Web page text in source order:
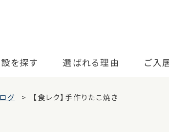
を探す 選ばれる理由 ご入
グ 【食レク】手作りたこ焼き